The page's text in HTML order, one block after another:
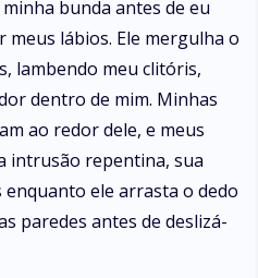
bunda antes de eu
lábios. Ele mergulha o
lambendo meu clitóris,
dentro de mim. Minhas
ao redor dele, e meus
intrusão repentina, sua
ele arrasta o dedo
paredes antes de deslizá-